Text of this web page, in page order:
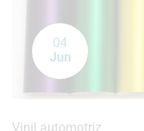
04
Jun
Vinil automotriz